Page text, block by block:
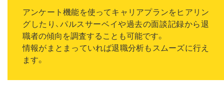
アンケート機能を使ってキャリアプランをヒアリン
グしたり、パルスサーベイや過去の面談記録から退
職者の傾向を調査することも可能です。
情報がまとまっていれば退職分析もスムーズに行え
ます。